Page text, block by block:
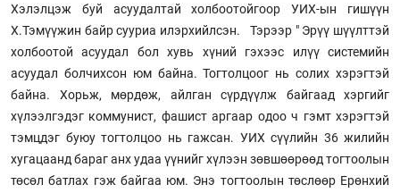
Хэлэлцэж буй асуудалтай холбоотойгоор УИХ-ын гишүүн
Х.Тэмүүжин байр сууриа илэрхийлсэн. Тэрээр " Эрүү шүүлттэй
холбоотой асуудал бол хувь хүний гэхээс илүү системийн
асуудал болчихсон юм байна. Тогтолцоог нь солих хэрэгтэй
байна. Хорьж, мөрдөж, айлган сүрдүүлж байгаад хэргийг
хүлээлгэдэг коммунист, фашист аргаар одоо ч гэмт хэрэгтэй
тэмцдэг буюу тогтолцоо нь гажсан. УИХ сүүлийн 36 жилийн
хугацаанд бараг анх удаа үүнийг хүлээн зөвшөөрөөд тогтоолын
төсөл батлах гэж байгаа юм. Энэ тогтоолын төслөөр Ерөнхий